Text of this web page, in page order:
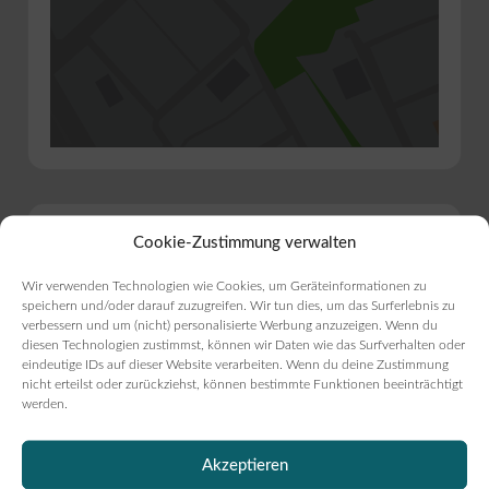
Cookie-Zustimmung verwalten
Wir verwenden Technologien wie Cookies, um Geräteinformationen zu
speichern und/oder darauf zuzugreifen. Wir tun dies, um das Surferlebnis zu
verbessern und um (nicht) personalisierte Werbung anzuzeigen. Wenn du
diesen Technologien zustimmst, können wir Daten wie das Surfverhalten oder
eindeutige IDs auf dieser Website verarbeiten. Wenn du deine Zustimmung
nicht erteilst oder zurückziehst, können bestimmte Funktionen beeinträchtigt
werden.
Akzeptieren
Bist du Inhaber?
Bäckerei Sesselberg 7
Haffkrug - Strand
Beitrag melden